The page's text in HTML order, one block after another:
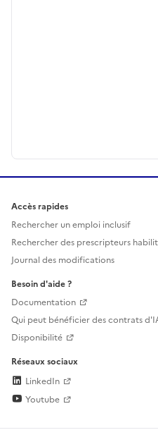
Accès rapides
Rechercher un emploi inclusif
Rechercher des prescripteurs
Journal des modifications
Besoin d'aide ?
Documentation
Qui peut bénéficier des contrats
Disponibilité
Réseaux sociaux
LinkedIn
Youtube